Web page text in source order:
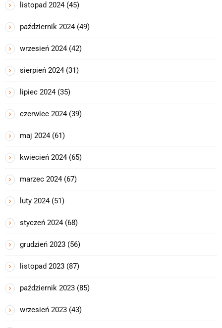
listopad 2024 (45)
październik 2024 (49)
wrzesień 2024 (42)
sierpień 2024 (31)
lipiec 2024 (35)
czerwiec 2024 (39)
maj 2024 (61)
kwiecień 2024 (65)
marzec 2024 (67)
luty 2024 (51)
styczeń 2024 (68)
grudzień 2023 (56)
listopad 2023 (87)
październik 2023 (85)
wrzesień 2023 (43)